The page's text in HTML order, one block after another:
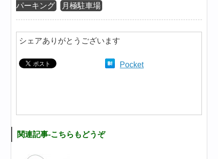
パーキング
月極駐車場
シェアありがとうございます
Pocket
関連記事-こちらもどうぞ